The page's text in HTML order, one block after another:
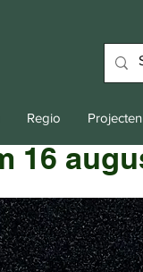
Regio Projecten